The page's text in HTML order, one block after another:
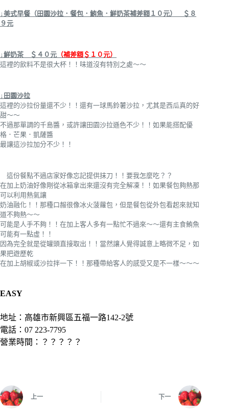
↓美式早餐（田園沙拉．餐包．鮪魚．鮮奶茶補差額１０元） ＄８
９元
↓鮮奶茶 ＄４０元 （補差額＄１０元）
這裡的飲料不是很大杯！！味道沒有特別之處～～
↓田園沙拉
這裡的沙拉份量還不少！！還有一球馬鈴薯沙拉，尤其是西瓜真的好
甜～～
不過那單調的千島醬，或許讓田園沙拉遜色不少！！如果能搭配優
格．芒果．凱薩醬
最讓這沙拉加分不少！！
這份餐點不過店家好像忘記提供抹刀！！要我怎麼吃？？
在加上奶油好像剛從冰箱拿出來還沒有完全解凍！！如果餐包夠熱那
可以利用熱氣讓
奶油融化！！那種口赧很像冰火菠蘿包，但是餐包從外包看起來就知
道不夠熱～～
可能是人手不夠！！在加上客人多有一點忙不過來～～還有主食鮪魚
可能有一點虛！！
因為完全就是從罐頭直接取出！！當然讓人覺得誠意上略微不足，如
果把遊歷乾
在加上胡椒或沙拉拌一下！！那種帶給客人的感受又是不一樣～～～
EASY
地址：高雄市新興區五福一路142-2號
電話：07 223-7795
營業時間：？？？？？
上一 下一